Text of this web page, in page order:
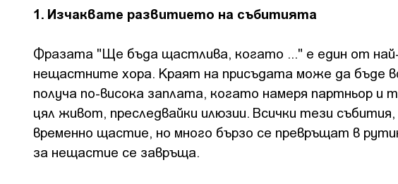
1. Изчаквате развитието на събитията
Фразата "Ще бъда щастлива, когато ..." е един от
нещастните хора. Краят на присъдата може да бъде
получа по-висока заплата, когато намеря партньор
цял живот, преследвайки илюзии. Всички тези
временно щастие, но много бързо се превръщат в
за нещастие се завръща.